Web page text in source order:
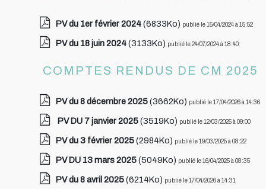
PV du 1er février 2024(6833Ko) publié le 15/04/2024 à 15:52
PV du 18 juin 2024(3133Ko) publié le 24/07/2024 à 18:40
COMPTES RENDUS DE CM 2025
PV du 8 décembre 2025(3662Ko) publié le 17/04/2026 à 14:36
PV DU 7 janvier 2025(3519Ko) publié le 12/03/2025 à 09:00
PV du 3 février 2025(2984Ko) publié le 19/03/2025 à 08:22
PV DU 13 mars 2025(5049Ko) publié le 16/04/2025 à 08:35
PV du 8 avril 2025(6214Ko) publié le 17/04/2026 à 14:31